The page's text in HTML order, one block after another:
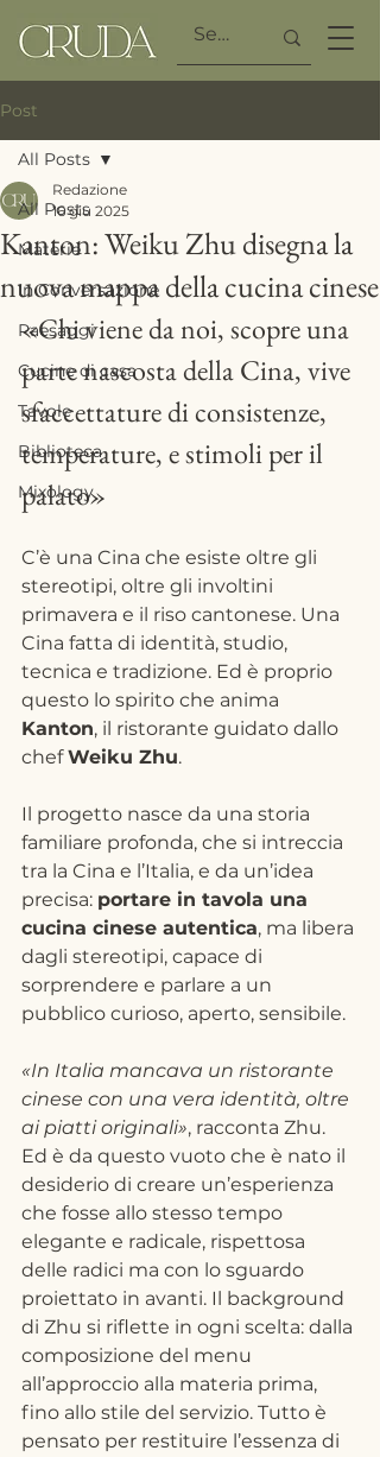
Post
All Posts
Materie
In Conversazione
Paesaggi
Cucine di casa
Tavole
Biblioteca
Mixology
All Posts
Kanton: Weiku Zhu disegna la
nuova mappa della cucina cinese
Redazione
16 giu 2025
«Chi viene da noi, scopre una
parte nascosta della Cina, vive
sfaccettature di consistenze,
temperature, e stimoli per il
palato»
C’è una Cina che esiste oltre gli
stereotipi, oltre gli involtini
primavera e il riso cantonese. Una
Cina fatta di identità, studio,
tecnica e tradizione. Ed è proprio
questo lo spirito che anima
Kanton, il ristorante guidato dallo
chef Weiku Zhu.
Il progetto nasce da una storia
familiare profonda, che si intreccia
tra la Cina e l’Italia, e da un’idea
precisa: portare in tavola una
cucina cinese autentica, ma libera
dagli stereotipi, capace di
sorprendere e parlare a un
pubblico curioso, aperto, sensibile.
«In Italia mancava un ristorante
cinese con una vera identità, oltre
ai piatti originali», racconta Zhu.
Ed è da questo vuoto che è nato il
desiderio di creare un’esperienza
che fosse allo stesso tempo
elegante e radicale, rispettosa
delle radici ma con lo sguardo
proiettato in avanti. Il background
di Zhu si riflette in ogni scelta: dalla
composizione del menu
all’approccio alla materia prima,
fino allo stile del servizio. Tutto è
pensato per restituire l’essenza di